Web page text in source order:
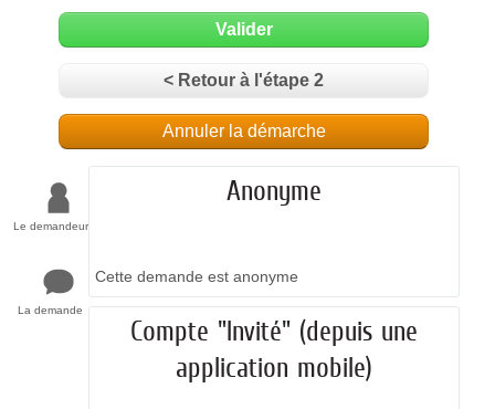
Valider
< Retour à l'étape 2
Annuler la démarche
Le demandeur
La demande
Anonyme
Cette demande est anonyme
Compte "Invité" (depuis une
application mobile)